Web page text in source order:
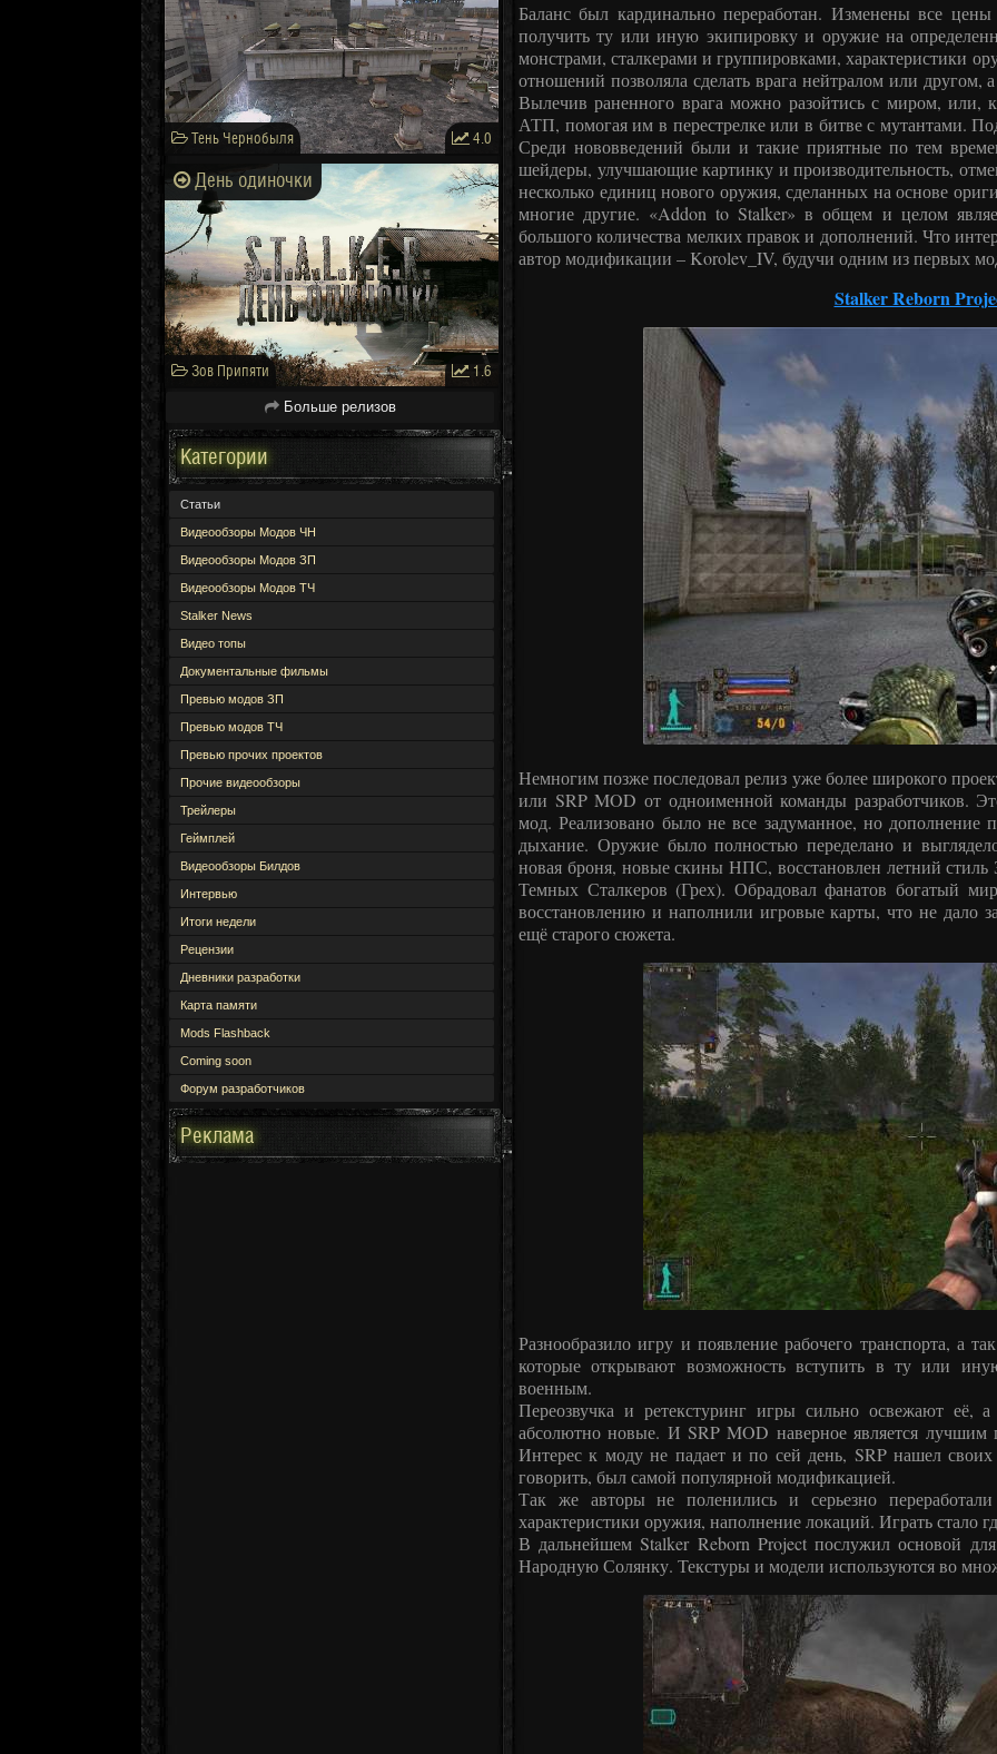
Баланс был кардинально переработан. Изменены все
получить ту или иную экипировку и оружие на
монстрами, сталкерами и группировками, характеристики
отношений позволяла сделать врага нейтралом или другом,
Вылечив раненного врага можно разойтись с миром, или,
АТП, помогая им в перестрелке или в битве с мутантами.
Среди нововведений были и такие приятные по тем
шейдеры, улучшающие картинку и производительность,
несколько единиц нового оружия, сделанных на основе
многие другие. «Addon to Stalker» в общем и целом
большого количества мелких правок и дополнений. Что
автор модификации – Korolev_IV, будучи одним из первых
Stalker Reborn
Немногим позже последовал релиз уже более широкого
или SRP MOD от одноименной команды разработчиков.
мод. Реализовано было не все задуманное, но дополнение
дыхание. Оружие было полностью переделано и
новая броня, новые скины НПС, восстановлен летний
Темных Сталкеров (Грех). Обрадовал фанатов богатый
восстановлению и наполнили игровые карты, что не дало
ещё старого сюжета.
Разнообразило игру и появление рабочего транспорта, а
которые открывают возможность вступить в ту или
военным.
Переозвучка и ретекстуринг игры сильно освежают её,
абсолютно новые. И SRP MOD наверное является лучшим
Интерес к моду не падает и по сей день, SRP нашел
говорить, был самой популярной модификацией.
Так же авторы не поленились и серьезно
характеристики оружия, наполнение локаций. Играть стало
В дальнейшем Stalker Reborn Project послужил основой
Народную Солянку. Текстуры и модели используются во
Тень Чернобыля 4.0
День одиночки
Зов Припяти 1.6
Больше релизов
Категории
Статьи
Видеообзоры Модов ЧН
Видеообзоры Модов ЗП
Видеообзоры Модов ТЧ
Stalker News
Видео топы
Документальные фильмы
Превью модов ЗП
Превью модов ТЧ
Превью прочих проектов
Прочие видеообзоры
Трейлеры
Геймплей
Видеообзоры Билдов
Интервью
Итоги недели
Рецензии
Дневники разработки
Карта памяти
Mods Flashback
Coming soon
Форум разработчиков
Реклама